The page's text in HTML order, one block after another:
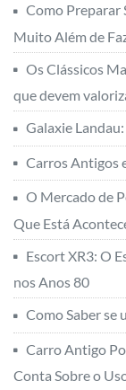
Como Preparar
Muito Além de
Os Clássicos
que devem
Galaxie
Carros Antigos
O Mercado de
Que Está
Escort XR3: O
nos Anos 80
Como Saber se
Carro Antigo
Conta Sobre o